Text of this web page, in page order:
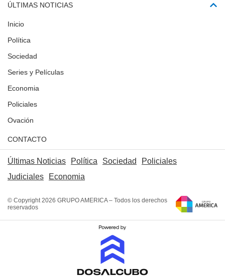
ÚLTIMAS NOTICIAS
Inicio
Política
Sociedad
Series y Películas
Economia
Policiales
Ovación
CONTACTO
Últimas Noticias Política Sociedad
Policiales
Judiciales
Economia
© Copyright 2026 GRUPO AMERICA – Todos los derechos
reservados